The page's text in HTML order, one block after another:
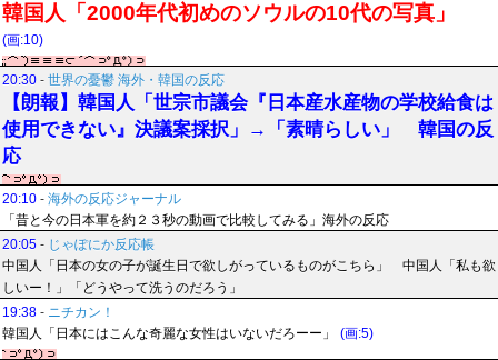
韓国人「2000年代初めのソウルの10代の写真」
(画:10)
20:30 - 世界の憂鬱 海外・韓国の反応
【朗報】韓国人「世宗市議会『日本産水産物の学校給食は
使用できない』決議案採択」→「素晴らしい」 韓国の反
応
20:10 - 海外の反応ジャーナル
「昔と今の日本軍を約２３秒の動画で比較してみる」海外の反応
20:05 - じゃぽにか反応帳
中国人「日本の女の子が誕生日で欲しがっているものがこちら」 中国人「私も欲
しいー！」「どうやって洗うのだろう」
19:38 - ニチカン！
韓国人「日本にはこんな奇麗な女性はいないだろーー」
(画:5)